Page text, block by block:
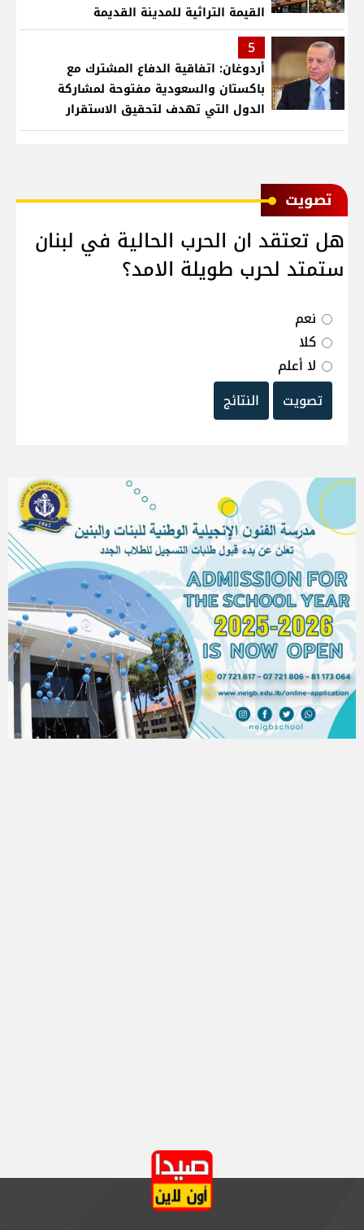
القيمة التراثية للمدينة القديمة
5
أردوغان: اتفاقية الدفاع المشترك مع
باكستان والسعودية مفتوحة لمشاركة
الدول التي تهدف لتحقيق الاستقرار
بمنطقتنا
ﺗﺼﻮﻳﺖ
هل تعتقد ان الحرب الحالية في لبنان
ستمتد لحرب طويلة الامد؟
نعم
كلا
لا أعلم
تصويت
النتائج